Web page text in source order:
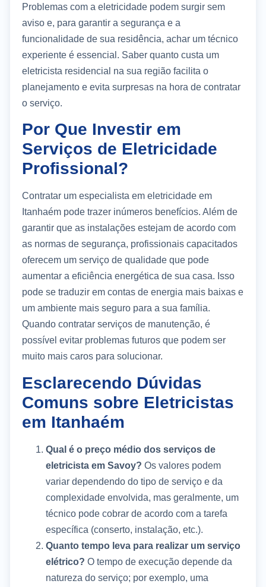
Problemas com a eletricidade podem surgir sem
aviso e, para garantir a segurança e a
funcionalidade de sua residência, achar um técnico
experiente é essencial. Saber quanto custa um
eletricista residencial na sua região facilita o
planejamento e evita surpresas na hora de contratar
o serviço.
Por Que Investir em
Serviços de Eletricidade
Profissional?
Contratar um especialista em eletricidade em
Itanhaém pode trazer inúmeros benefícios. Além de
garantir que as instalações estejam de acordo com
as normas de segurança, profissionais capacitados
oferecem um serviço de qualidade que pode
aumentar a eficiência energética de sua casa. Isso
pode se traduzir em contas de energia mais baixas e
um ambiente mais seguro para a sua família.
Quando contratar serviços de manutenção, é
possível evitar problemas futuros que podem ser
muito mais caros para solucionar.
Esclarecendo Dúvidas
Comuns sobre Eletricistas
em Itanhaém
Qual é o preço médio dos serviços de
eletricista em Savoy? Os valores podem
variar dependendo do tipo de serviço e da
complexidade envolvida, mas geralmente, um
técnico pode cobrar de acordo com a tarefa
específica (conserto, instalação, etc.).
Quanto tempo leva para realizar um serviço
elétrico? O tempo de execução depende da
natureza do serviço; por exemplo, uma